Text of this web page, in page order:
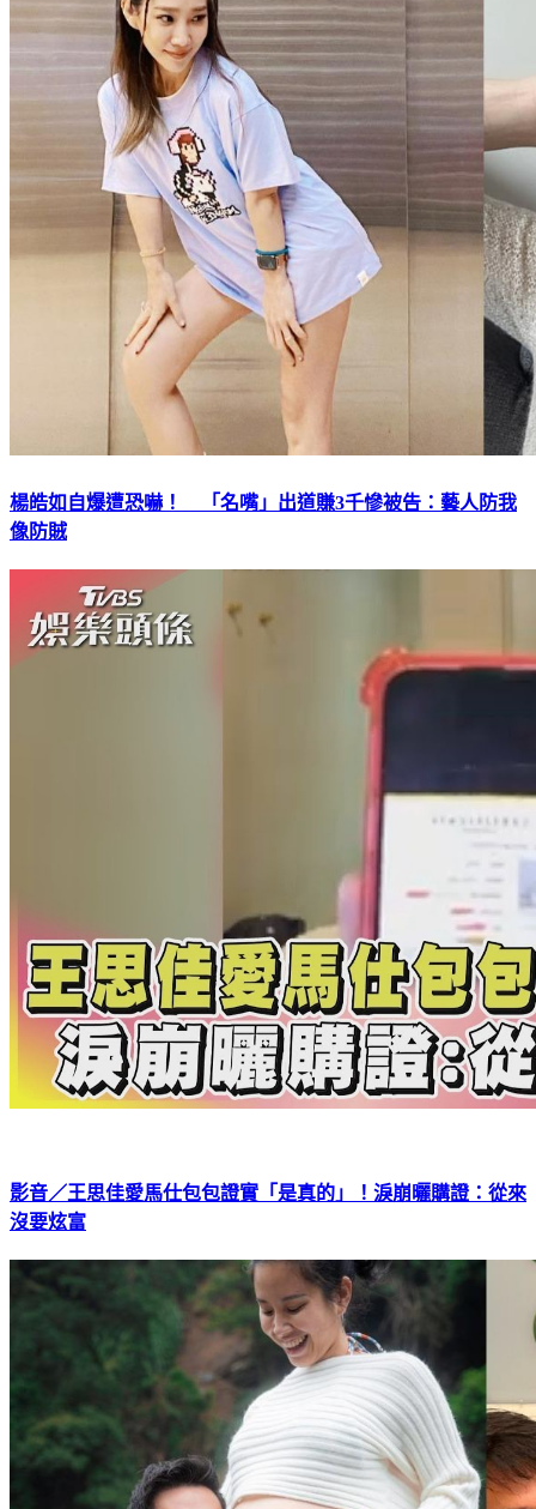
楊皓如自爆遭恐嚇！ 「名嘴」出道賺3千慘被告：藝人防我
像防賊
影音／王思佳愛馬仕包包證實「是真的」！淚崩曬購證：從來
沒要炫富